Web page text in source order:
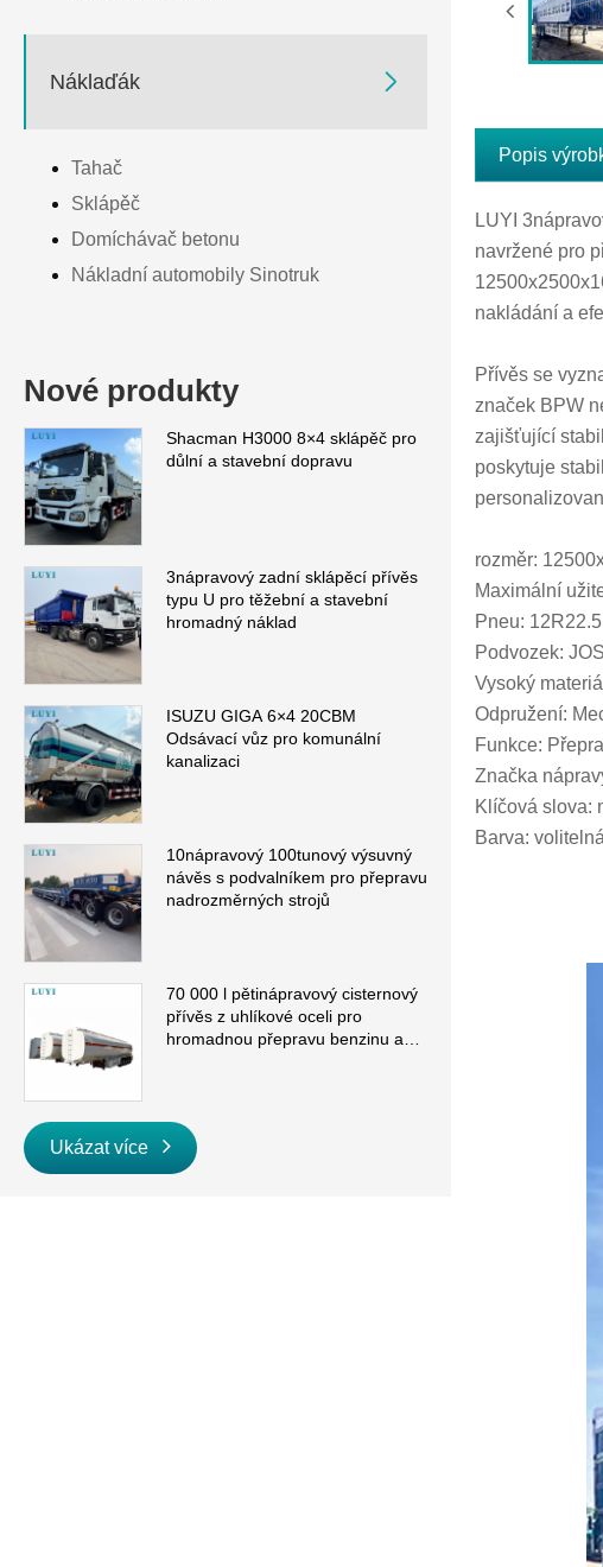
Náklaďák 
Tahač
Sklápěč
Domíchávač betonu
Nákladní automobily Sinotruk
Nové produkty
Shacman H3000 8×4 sklápěč pro
důlní a stavební dopravu
3nápravový zadní sklápěcí přívěs
typu U pro těžební a stavební
hromadný náklad
ISUZU GIGA 6×4 20CBM
Odsávací vůz pro komunální
kanalizaci
10nápravový 100tunový výsuvný
návěs s podvalníkem pro přepravu
nadrozměrných strojů
70 000 l pětinápravový cisternový
přívěs z uhlíkové oceli pro
hromadnou přepravu benzinu a
Ukázat více
Popis
LUYI
navržené pro
nakládání a
Přívěs se
značek BPW
zajišťující
poskytuje
rozměr:
Maximální
Pneu: 12R22.5
Podvozek:
Vysoký
Odpružení:
Funkce:
Značka
Klíčová slova:
Barva: